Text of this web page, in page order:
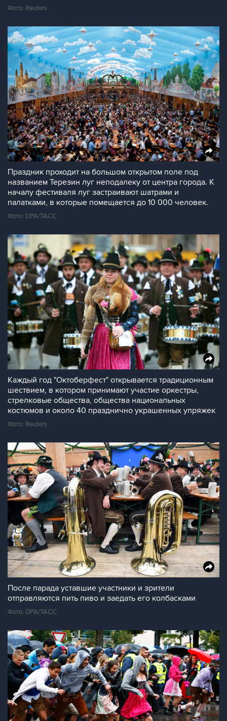
Фото: Reuters
Праздник проходит на большом открытом поле под
названием Терезин луг неподалеку от центра города. К
началу фестиваля луг застраивают шатрами и
палатками, в которые помещается до 10 000 человек.
Фото: DPA/ТАСС
Каждый год "Октоберфест" открывается традиционным
шествием, в котором принимают участие оркестры,
стрелковые общества, общества национальных
костюмов и около 40 празднично украшенных упряжек
Фото: Reuters
После парада уставшие участники и зрители
отправляются пить пиво и заедать его колбасками
Фото: DPA/ТАСС